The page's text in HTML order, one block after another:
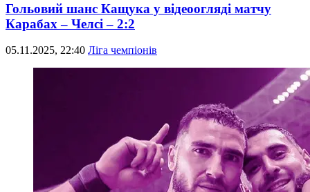
Гольовий шанс Кащука у відеоогляді матчу
Карабах – Челсі – 2:2
05.11.2025, 22:40 Ліга чемпіонів